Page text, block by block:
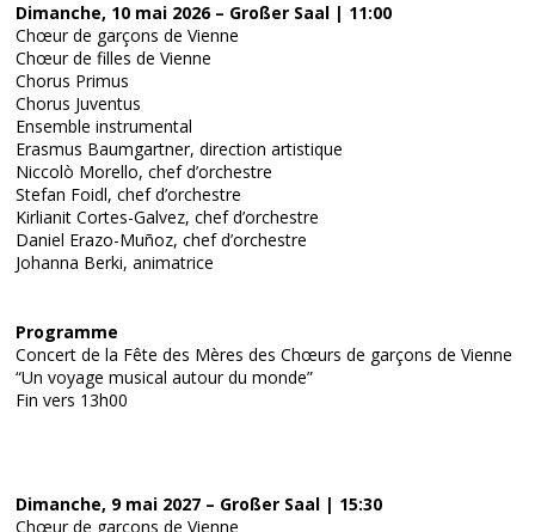
Dimanche, 10 mai 2026 – Großer Saal | 11:00
Chœur de garçons de Vienne
Chœur de filles de Vienne
Chorus Primus
Chorus Juventus
Ensemble instrumental
Erasmus Baumgartner, direction artistique
Niccolò Morello, chef d’orchestre
Stefan Foidl, chef d’orchestre
Kirlianit Cortes-Galvez, chef d’orchestre
Daniel Erazo-Muñoz, chef d’orchestre
Johanna Berki, animatrice
Programme
Concert de la Fête des Mères des Chœurs de garçons de Vienne
“Un voyage musical autour du monde”
Fin vers 13h00
Dimanche, 9 mai 2027 – Großer Saal | 15:30
Chœur de garçons de Vienne